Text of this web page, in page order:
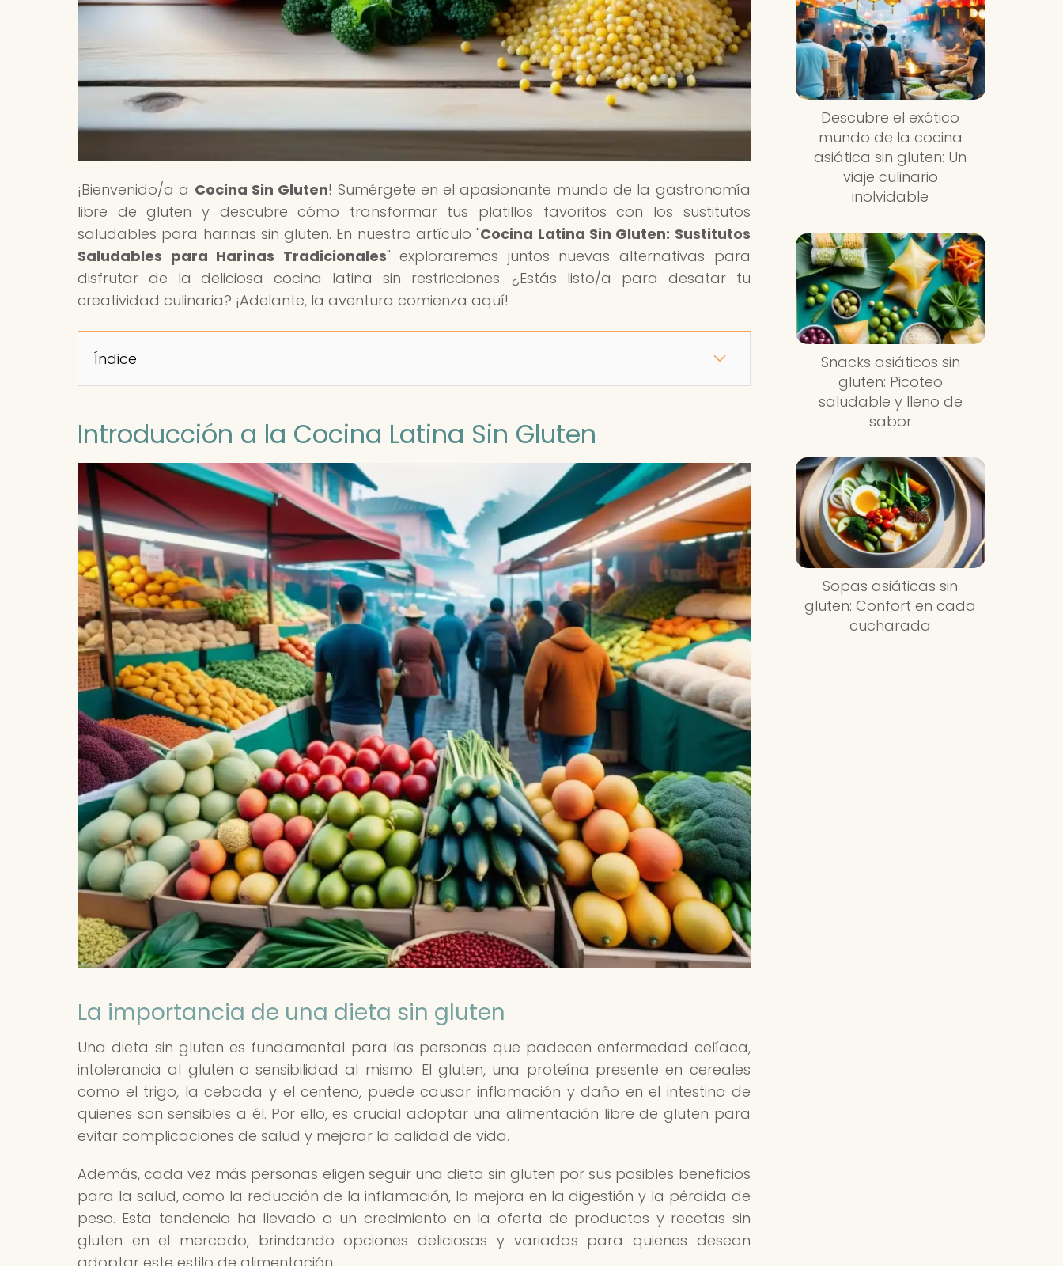
¡Bienvenido/a a Cocina Sin Gluten! Sumérgete en el apasionante mundo de la gastronomía
libre de gluten y descubre cómo transformar tus platillos favoritos con los sustitutos
saludables para harinas sin gluten. En nuestro artículo "Cocina Latina Sin Gluten: Sustitutos
Saludables para Harinas Tradicionales" exploraremos juntos nuevas alternativas para
disfrutar de la deliciosa cocina latina sin restricciones. ¿Estás listo/a para desatar tu
creatividad culinaria? ¡Adelante, la aventura comienza aquí!
Índice
Introducción a la Cocina Latina Sin Gluten
La importancia de una dieta sin gluten
Una dieta sin gluten es fundamental para las personas que padecen enfermedad celíaca,
intolerancia al gluten o sensibilidad al mismo. El gluten, una proteína presente en cereales
como el trigo, la cebada y el centeno, puede causar inflamación y daño en el intestino de
quienes son sensibles a él. Por ello, es crucial adoptar una alimentación libre de gluten para
evitar complicaciones de salud y mejorar la calidad de vida.
Además, cada vez más personas eligen seguir una dieta sin gluten por sus posibles beneficios
para la salud, como la reducción de la inflamación, la mejora en la digestión y la pérdida de
peso. Esta tendencia ha llevado a un crecimiento en la oferta de productos y recetas sin
gluten en el mercado, brindando opciones deliciosas y variadas para quienes desean
Descubre el exótico
mundo de la cocina
asiática sin gluten: Un
viaje culinario
inolvidable
Snacks asiáticos sin
gluten: Picoteo
saludable y lleno de
sabor
Sopas asiáticas sin
gluten: Confort en cada
cucharada